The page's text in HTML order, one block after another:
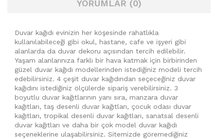
YORUMLAR (0)
Duvar kağıdı evinizin her köşesinde rahatlıkla
kullanılabileceği gibi okul, hastane, cafe ve işyeri gibi
alanlarda da duvar dekoru açısından tercih edilebilir.
Yaşam alanlarınıza farklı bir hava katmak için birbirinden
güzel duvar kağıdı modellerinden istediğiniz modeli tercih
edebilirsiniz. 4 çeşit duvar kağıdından seçeceğiniz duvar
kağıdını istediğiniz ölçülerde sipariş verebilirsiniz. 3
boyutlu duvar kağıtlarının yanı sıra, manzara duvar
kağıtları, taş desenli duvar kağıtları, çocuk odası duvar
kağıtları, tropikal desenli duvar kağıtları, sanatsal desenli
duvar kağıtları ve daha bir çok model duvar kağıdı
seçeneklerine ulaşabilirsiniz. Sitemizde göremediğiniz